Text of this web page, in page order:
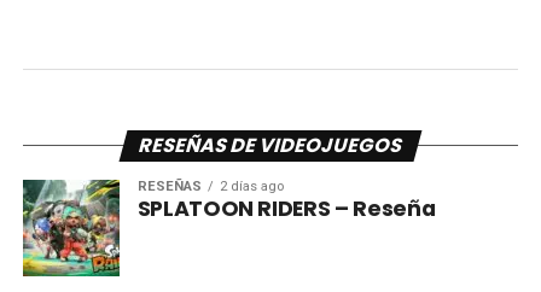
RESEÑAS DE VIDEOJUEGOS
RESEÑAS 2 días ago
SPLATOON RIDERS – Reseña